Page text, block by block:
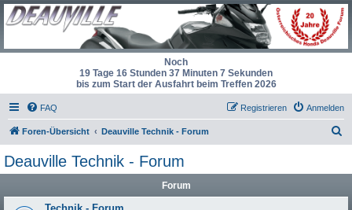
Noch
19 Tage 16 Stunden 37 Minuten 7 Sekunden
bis zum Start der Ausfahrt beim Treffen 2026
FAQ Anmelden
Registrieren
Foren-Übersicht Deauville Technik - Forum
Deauville Technik - Forum
Forum